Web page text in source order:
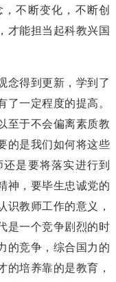
不断变化，不断创
才能担当起科教兴国
念得到更新，学到了
一定程度的提高。
至于不会偏离素质教
的是我们如何将这些
是要将落实进行到
神，要毕生忠诚党的
识教师工作的意义，
是一个竞争剧烈的时
的竞争，综合国力的
的培养靠的是教育，